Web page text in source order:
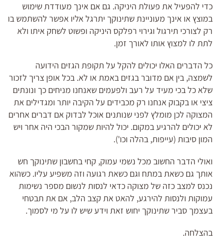
כדי להפעיל את פעולת היניקה. גם אם אינך מעודדת שימוש
במוצץ או אינך מעוניינת שתינוקך יתרגל אליו אפשר להשתמש בו
רק לצורכי תירגול וגירוי רפלקס היניקה ופשוט לשחק איתו ולא
לתת לו למצוץ אותו לאורך זמן.
כל הדברים האלו יכולים להקל על תקופת הגזים הידועה
לשמצה, בין אם מדובר בגזים באמת או לא. בכל אופן צריך לזכור
שלא כל בכי מעיד על רעב ולפעמים שאנחנו מניחים כך ונונתים
ציצי או בקבוק אנחנו רק מכבידים על הקיבה יותר ומגדילים את
המצוקה לכן מומלץ לפני שנותנים אוכל לבדוק אם דברים אחרים
לא יכולים להרגיע במקום. יכול להיות שמקור הבכי היה אחר ויש
המון סיבות (עייפות, בהלה וכו').
ואולי הדבר החשוב מכל נשמי עמוק, קחי בחשבון שתינוקך חש
אותך גם כשאת במתח וגם כשאת רגועה וזה משפיע עליו. כשהוא
נכנס למצב כזה של מצוקה כדאי לנסות לנשום מספר נשימות
עמוקות ולנסות להירגע, להאט את קצב הלב, אם את תבטחי
בעצמך סביר שתינוקך יחוש זאת וידע שיש לו על מי לסמוך.
בהצלחה.